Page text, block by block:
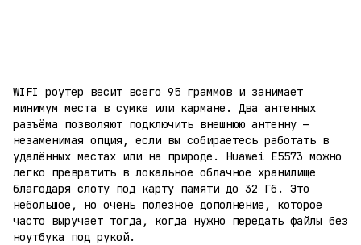
WIFI роутер весит всего 95 граммов и занимает
минимум места в сумке или кармане. Два антенных
разъёма позволяют подключить внешнюю антенну —
незаменимая опция, если вы собираетесь работать в
удалённых местах или на природе. Huawei E5573 можно
легко превратить в локальное облачное хранилище
благодаря слоту под карту памяти до 32 Гб. Это
небольшое, но очень полезное дополнение, которое
часто выручает тогда, когда нужно передать файлы без
ноутбука под рукой.